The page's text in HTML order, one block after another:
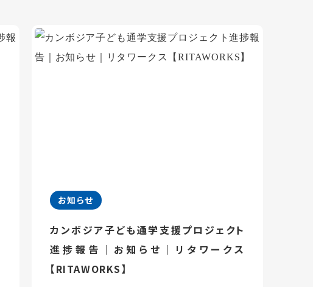
お知らせ
カンボジア子ども通学支援プロジェクト
進捗報告｜お知らせ｜リタワークス
【RITAWORKS】